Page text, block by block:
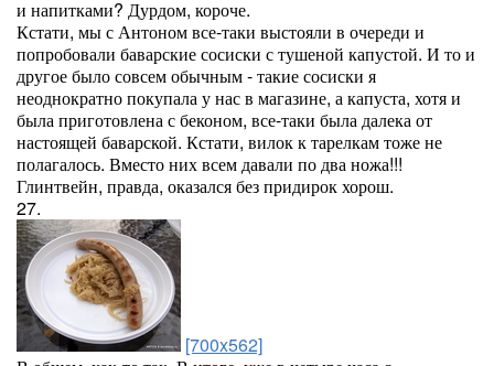
и напитками? Дурдом, короче.
Кстати, мы с Антоном все-таки выстояли в очереди и
попробовали баварские сосиски с тушеной капустой. И то и
другое было совсем обычным - такие сосиски я
неоднократно покупала у нас в магазине, а капуста, хотя и
была приготовлена с беконом, все-таки была далека от
настоящей баварской. Кстати, вилок к тарелкам тоже не
полагалось. Вместо них всем давали по два ножа!!!
Глинтвейн, правда, оказался без придирок хорош.
27.
[700x562]